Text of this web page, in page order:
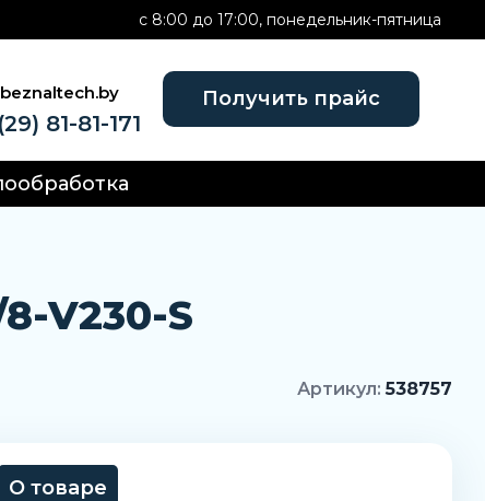
c 8:00 до 17:00, понедельник-пятница
81-81-171
Получить прайс
V230-S
Артикул:538757
О товаре